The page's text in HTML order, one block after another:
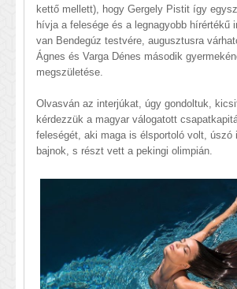
kettő mellett), hogy Gergely Pistit így
hívja a felesége és a legnagyobb hírértékű
van Bendegúz testvére, augusztusra
Ágnes és Varga Dénes második
megszületése.
Olvasván az interjúkat, úgy gondoltuk,
kérdezzük a magyar válogatott
feleségét, aki maga is élsportoló volt, úszó
bajnok, s részt vett a pekingi olimpián.